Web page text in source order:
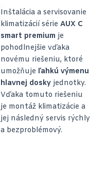
Inštalácia a servisovanie
klimatizácií série AUX C
smart premium je
pohodlnejšie vďaka
novému riešeniu, ktoré
umožňuje ľahkú výmenu
hlavnej dosky jednotky.
Vďaka tomuto riešeniu
je montáž klimatizácie a
jej následný servis rýchly
a bezproblémový.